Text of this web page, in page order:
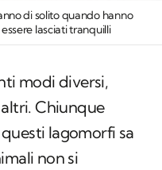
di solito quando hanno
lasciati tranquilli
modi diversi,
Chiunque
lagomorfi sa
non si